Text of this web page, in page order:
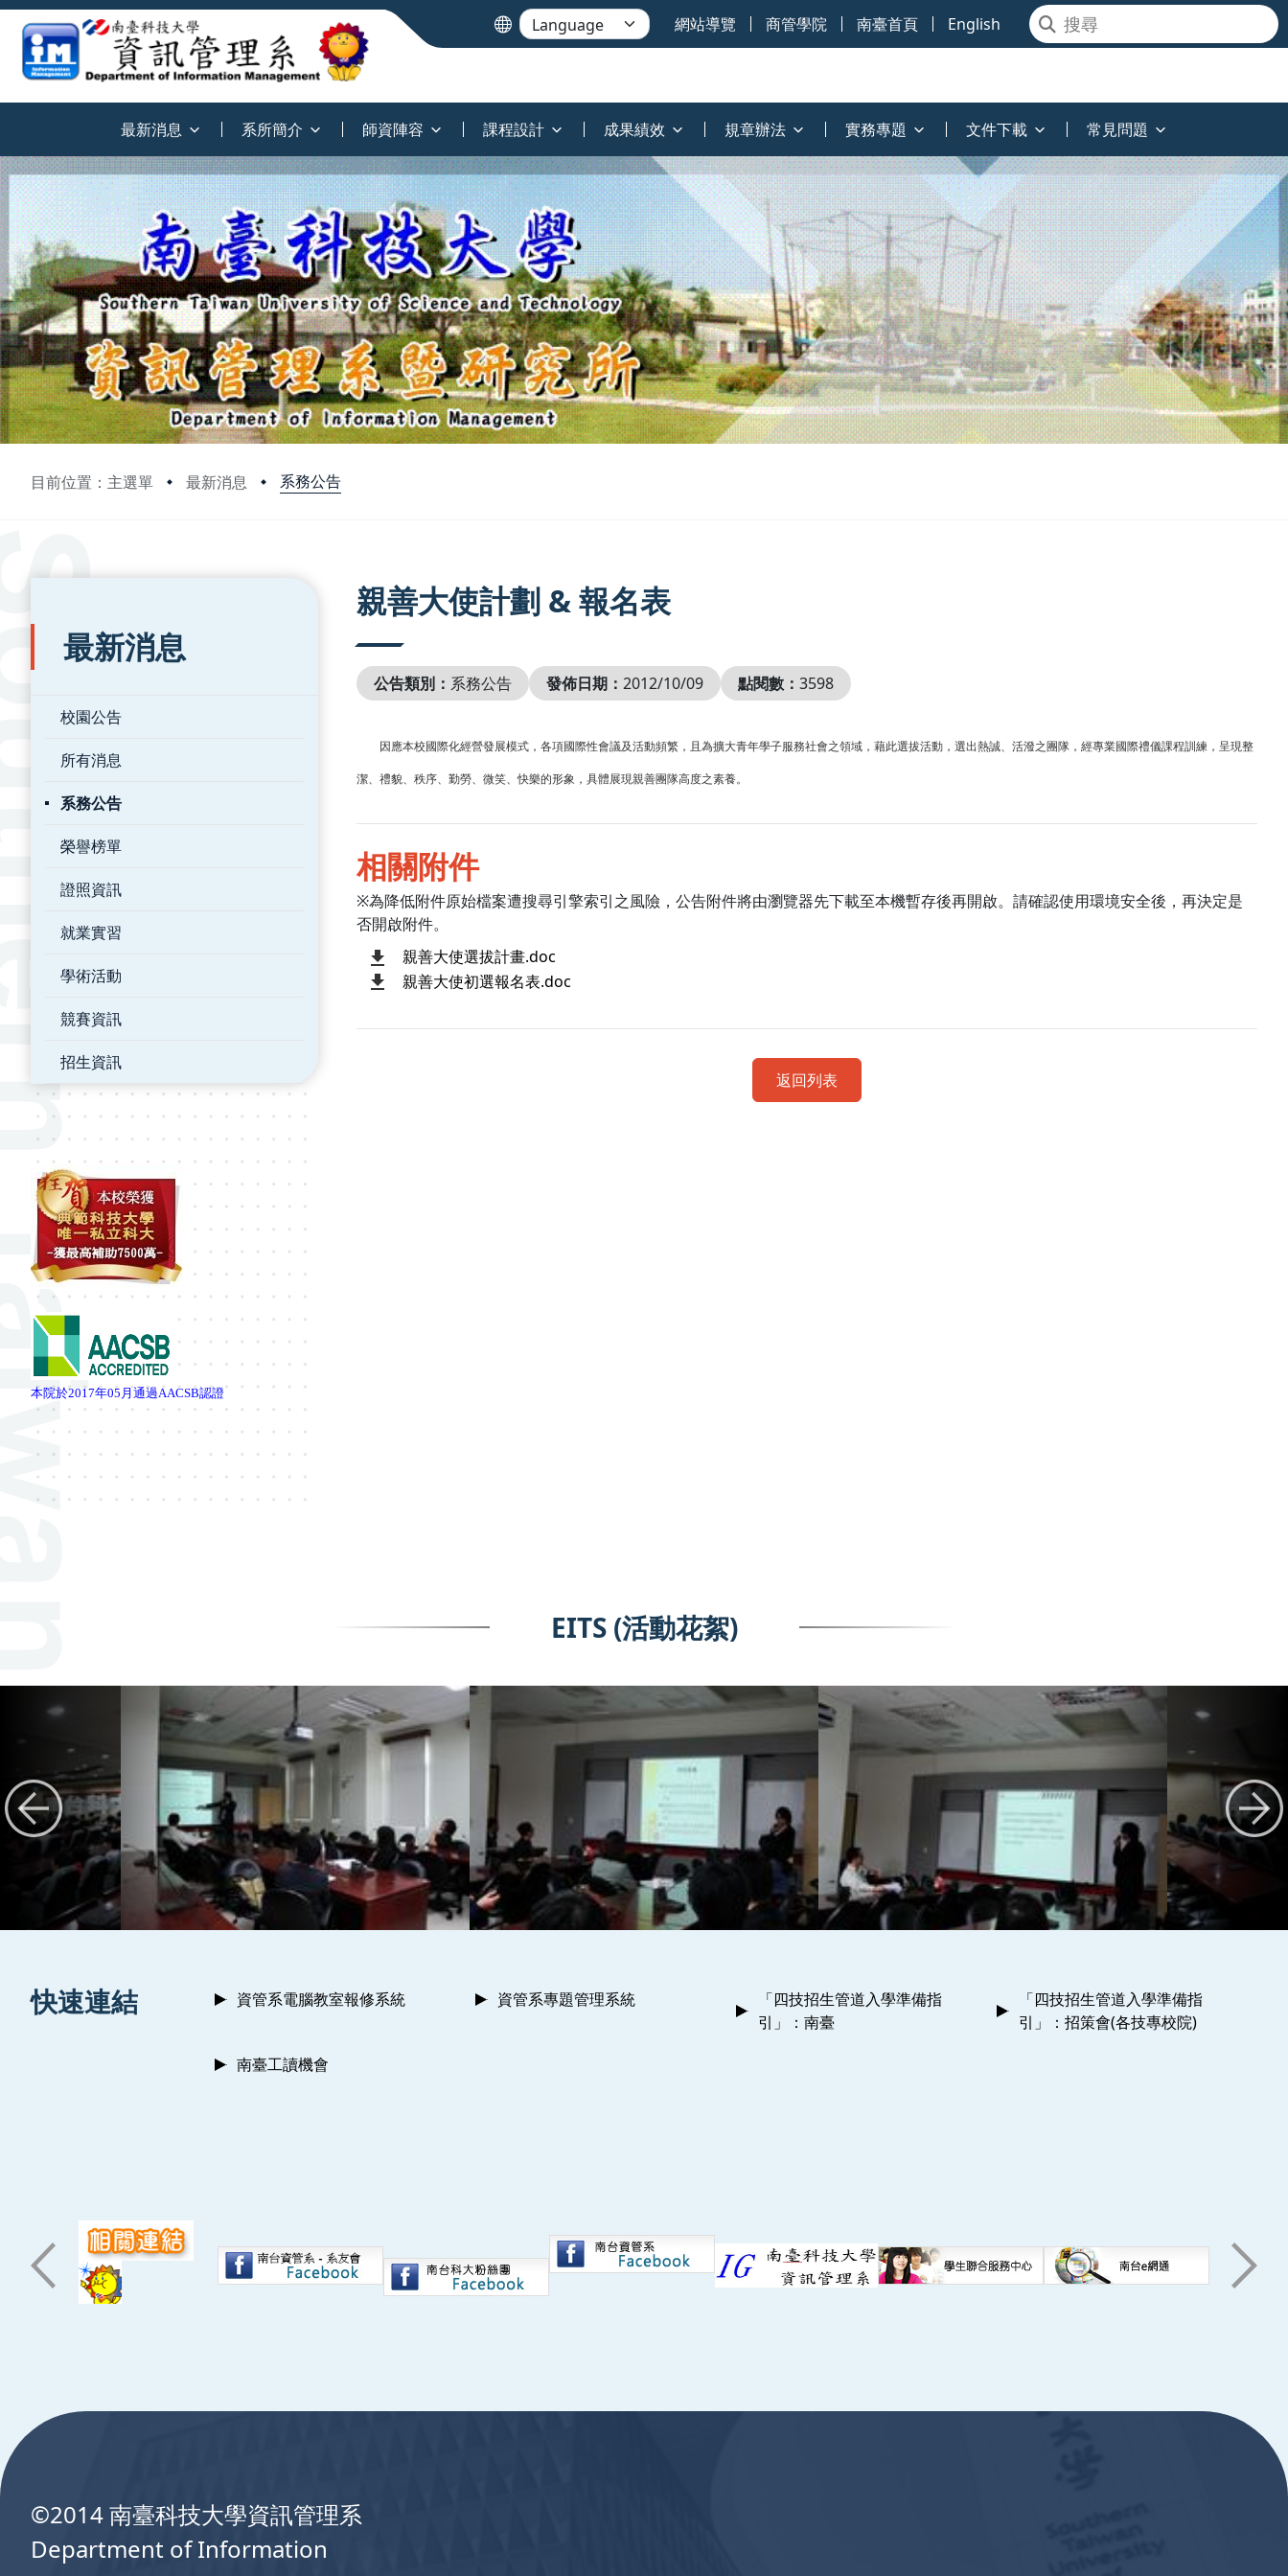
網站導覽 商管學院 南臺首頁 English
最新消息 系所簡介 師資陣容 課程設計 成果績效 規章辦法 實務專題 文件下載 常見問題
目前位置：主選單 最新消息 系務公告
:::
最新消息
校園公告
所有消息
系務公告
榮譽榜單
證照資訊
就業實習
學術活動
競賽資訊
招生資訊
本院於2017年05 月通過AACSB認證
親善大使計劃 & 報名表
公告類別： 系務公告 發佈日期： 2012/10/09 點閱數： 3598
因應本校國際化經營發展模式，各項國際性會議及活動頻繁，且為擴大青年學子服務社會之領域，藉此選拔活動，選出熱誠、活潑之團隊，經專業國際禮儀課程訓練，呈現整
潔、禮貌、秩序、勤勞、微笑、快樂的形象，具體展現親善團隊高度之素養。
相關附件
※為降低附件原始檔案遭搜尋引擎索引之風險，公告附件將由瀏覽器先下載至本機暫存後再開啟。請確認使用環境安全後，再決定是
否開啟附件。
親善大使選拔計畫.doc
親善大使初選報名表.doc
返回列表
EITS (活動花絮)
快速連結 資管系電腦教室報修系統 資管系專題管理系統
「四技招生管道入學準備指
引」：南臺
「四技招生管道入學準備指
引」：招策會(各技專校院)
南臺工讀機會
©2014 南臺科技大學資訊管理系
Department of Information